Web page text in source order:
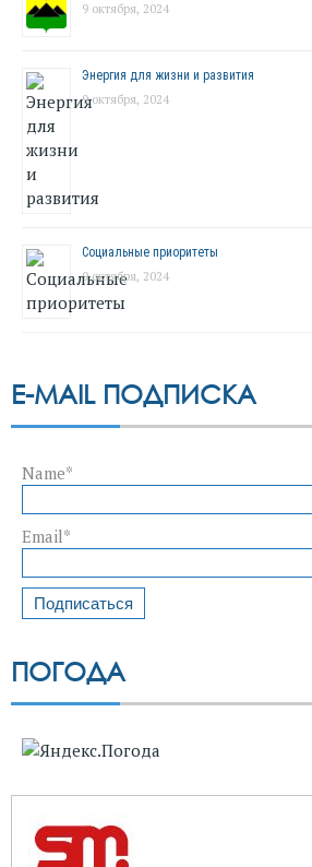
9 октября, 2024
Энергия для жизни и развития
9 октября, 2024
Социальные приоритеты
9 октября, 2024
E-MAIL ПОДПИСКА
Name*
Email*
ПОГОДА